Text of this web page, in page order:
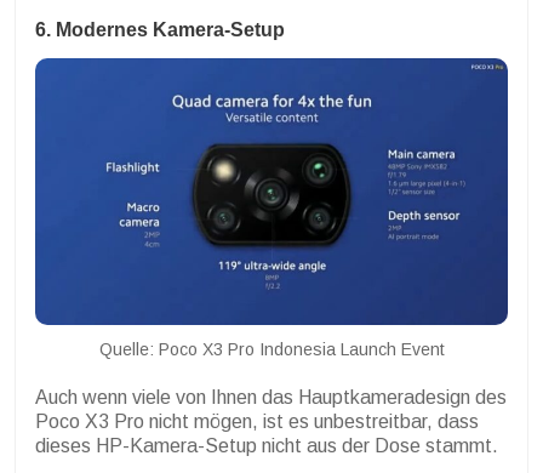
6. Modernes Kamera-Setup
Quelle: Poco X3 Pro Indonesia Launch Event
Auch wenn viele von Ihnen das Hauptkameradesign des
Poco X3 Pro nicht mögen, ist es unbestreitbar, dass
dieses HP-Kamera-Setup nicht aus der Dose stammt.